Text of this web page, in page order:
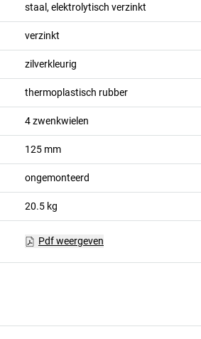
staal, elektrolytisch verzinkt
verzinkt
zilverkleurig
thermoplastisch rubber
4 zwenkwielen
125 mm
ongemonteerd
20.5 kg
Pdf weergeven